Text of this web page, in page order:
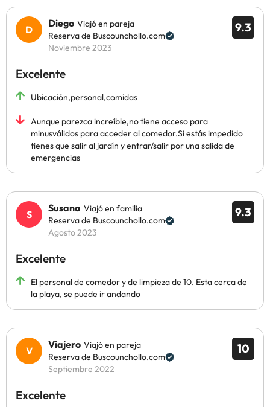
9.3
Diego Viajó en pareja
Reserva de Buscounchollo.com
Noviembre 2023
Excelente
Ubicación,personal,comidas
Aunque parezca increíble,no tiene acceso para
minusválidos para acceder al comedor.Si estás impedido
tienes que salir al jardín y entrar/salir por una salida de
emergencias
9.3
Susana Viajó en familia
Reserva de Buscounchollo.com
Agosto 2023
Excelente
El personal de comedor y de limpieza de 10. Esta cerca de
la playa, se puede ir andando
10
Viajero Viajó en pareja
Reserva de Buscounchollo.com
Septiembre 2022
Excelente